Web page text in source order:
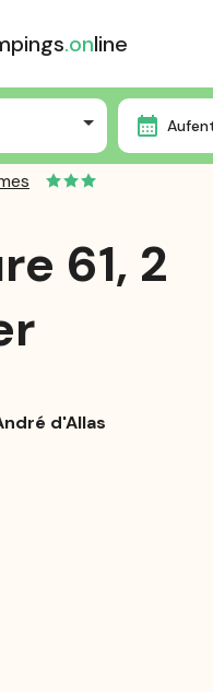
.online
Camping Les Charmes
61, 2
d'Allas